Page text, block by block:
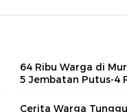
64 Ribu Warga di
5 Jembatan Putus-4
Cerita Warga